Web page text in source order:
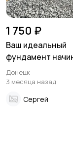
1 750 ₽
Ваш идеальный
фундамент
здесь!
щебень от
производителя с
доставкой!
Донецк
3 месяца назад
Сергей